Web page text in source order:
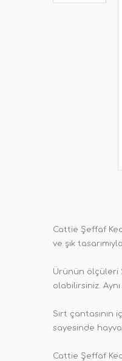
Cattie Şeffaf
ve şık
Ürünün ölçüleri
olabilirsiniz.
Sırt çantasının
sayesinde
Cattie Şeffaf